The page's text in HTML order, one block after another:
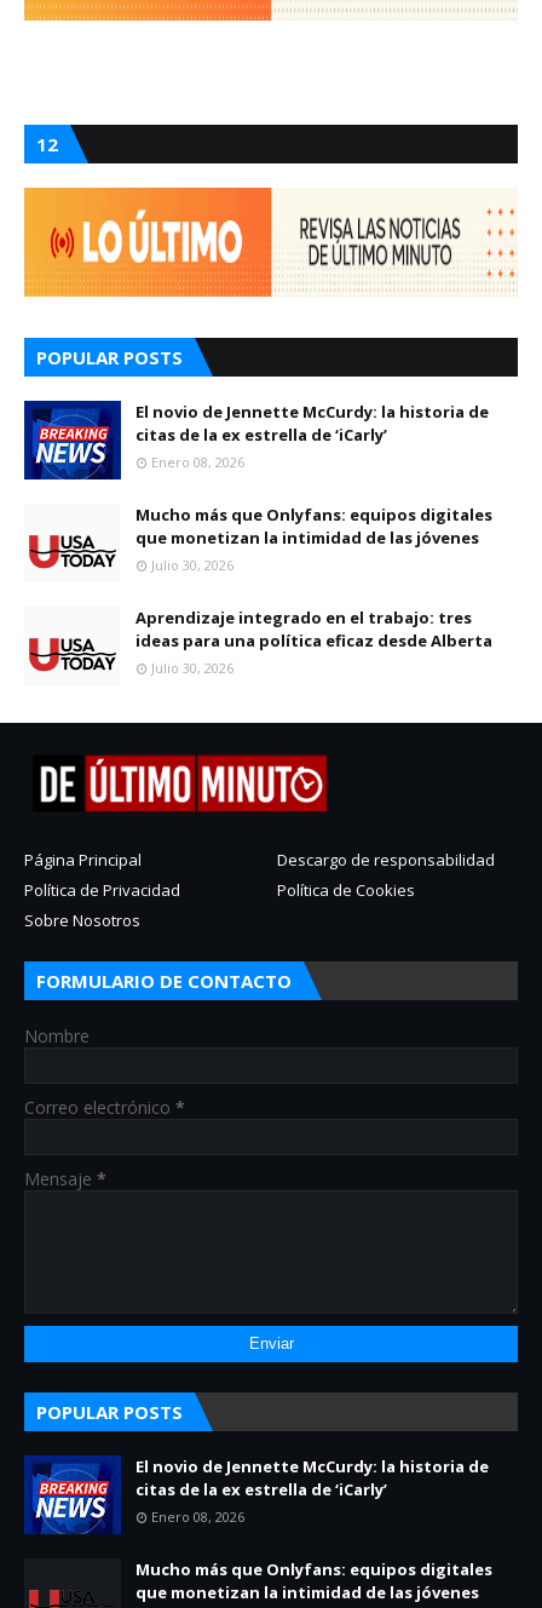
12
POPULAR POSTS
El novio de Jennette McCurdy: la historia de
citas de la ex estrella de ‘iCarly’
Enero 08, 2026
Mucho más que Onlyfans: equipos digitales
que monetizan la intimidad de las jóvenes
Julio 30, 2026
Aprendizaje integrado en el trabajo: tres
ideas para una política eficaz desde Alberta
Julio 30, 2026
Página Principal
Descargo de responsabilidad
Política de Privacidad
Política de Cookies
Sobre Nosotros
FORMULARIO DE CONTACTO
Nombre
Correo electrónico *
Mensaje *
POPULAR POSTS
El novio de Jennette McCurdy: la historia de
citas de la ex estrella de ‘iCarly’
Enero 08, 2026
Mucho más que Onlyfans: equipos digitales
que monetizan la intimidad de las jóvenes